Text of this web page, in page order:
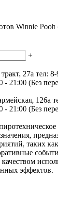
Winnie
+
27а тел:
- 21:00 (Без
126а
- 21:00 (Без
таких
эффектов.